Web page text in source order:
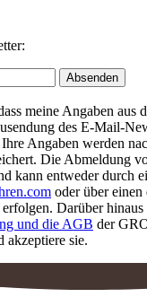
meine Angaben aus
des E-Mail-
Angaben werden
Die Abmeldung
kann entweder durch
oder über einen
Darüber hinaus
und die AGB der
akzeptiere sie.